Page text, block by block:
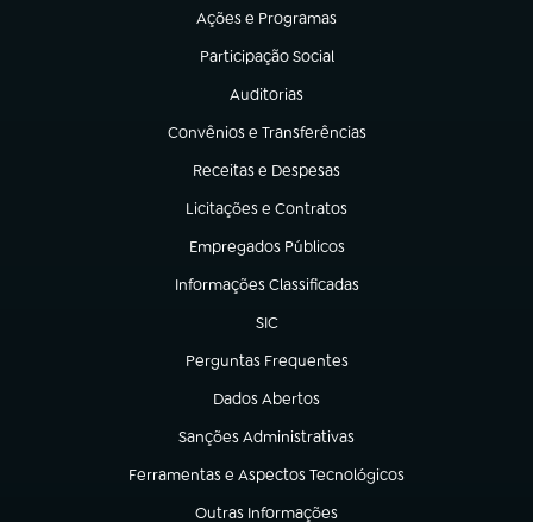
Ações e Programas
(abre em nova aba)
Participação Social
(abre em nova aba)
Auditorias
(abre em nova aba)
Convênios e Transferências
(abre em nova aba)
Receitas e Despesas
(abre em nova aba)
Licitações e Contratos
(abre em nova aba)
Empregados Públicos
(abre em nova aba)
Informações Classificadas
(abre em nova aba)
SIC
(abre em nova aba)
Perguntas Frequentes
(abre em nova aba)
Dados Abertos
(abre em nova aba)
Sanções Administrativas
(abre em nova aba)
Ferramentas e Aspectos Tecnológicos
(abre em nova aba)
Outras Informações